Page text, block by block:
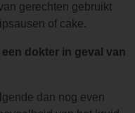
gerechten gebruikt
of cake.
dokter in geval van
dan nog even